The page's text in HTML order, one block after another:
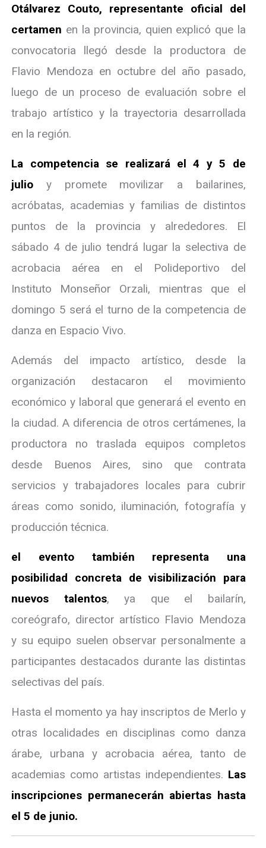
Otálvarez Couto, representante oficial del
certamen en la provincia, quien explicó que la
convocatoria llegó desde la productora de
Flavio Mendoza en octubre del año pasado,
luego de un proceso de evaluación sobre el
trabajo artístico y la trayectoria desarrollada
en la región.
La competencia se realizará el 4 y 5 de
julio y promete movilizar a bailarines,
acróbatas, academias y familias de distintos
puntos de la provincia y alrededores. El
sábado 4 de julio tendrá lugar la selectiva de
acrobacia aérea en el Polideportivo del
Instituto Monseñor Orzali, mientras que el
domingo 5 será el turno de la competencia de
danza en Espacio Vivo.
Además del impacto artístico, desde la
organización destacaron el movimiento
económico y laboral que generará el evento en
la ciudad. A diferencia de otros certámenes, la
productora no traslada equipos completos
desde Buenos Aires, sino que contrata
servicios y trabajadores locales para cubrir
áreas como sonido, iluminación, fotografía y
producción técnica.
el evento también representa una
posibilidad concreta de visibilización para
nuevos talentos, ya que el bailarín,
coreógrafo, director artístico Flavio Mendoza
y su equipo suelen observar personalmente a
participantes destacados durante las distintas
selectivas del país.
Hasta el momento ya hay inscriptos de Merlo y
otras localidades en disciplinas como danza
árabe, urbana y acrobacia aérea, tanto de
academias como artistas independientes. Las
inscripciones permanecerán abiertas hasta
el 5 de junio.